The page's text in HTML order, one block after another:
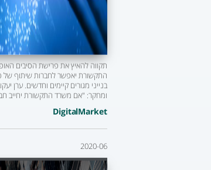
תקווה להאיץ את פרישת הסיבים
התקשורת יאפשר לחברות שיתוף של
בנייני מגורים קיימים וחדשים. ערן
ומחקר: "אם משרד התקשורת יחייב
DigitalMarket
2020-06